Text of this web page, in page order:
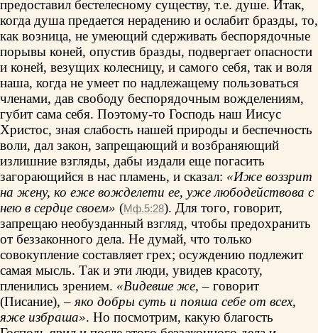
предоставил бестелесному существу, т.е. душе. Итак,
когда душа предается нерадению и ослабит бразды, то,
как возница, не умеющий сдерживать беспорядочные
порывы коней, опустив бразды, подвергает опасности
и коней, везущих колесницу, и самого себя, так и воля
наша, когда не умеет по надлежащему пользоваться
членами, дав свободу беспорядочным вожделениям,
губит сама себя. Поэтому-то Господь наш Иисус
Христос, зная слабость нашей природы и беспечность
воли, дал закон, запрещающий и возбраняющий
излишние взгляды, дабы издали еще погасить
загорающийся в нас пламень, и сказал: «Иже воззрит
на жену, ко еже вожделети ее, уже любодействова с
нею в сердце своем» (Мф.5:28). Для того, говорит,
запрещаю необузданный взгляд, чтобы предохранить
от беззаконного дела. Не думай, что только
совокупление составляет грех; осуждению подлежит
самая мысль. Так и эти люди, увидев красоту,
пленились зрением. «Видевше же, – говорит
(Писание), –яко добры суть и пояша себе от всех,
яже избраша». Но посмотрим, какую благость